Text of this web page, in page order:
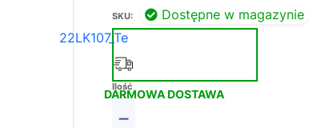
Dostępne w magazynie
SKU:
22LK107_Te
DARMOWA DOSTAWA
Ilość
−